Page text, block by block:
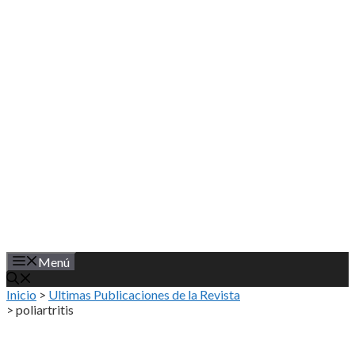
Menú
Inicio > Ultimas Publicaciones de la Revista
> poliartritis